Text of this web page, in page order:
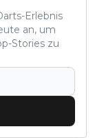
Erlebnis
an, um
Stories zu